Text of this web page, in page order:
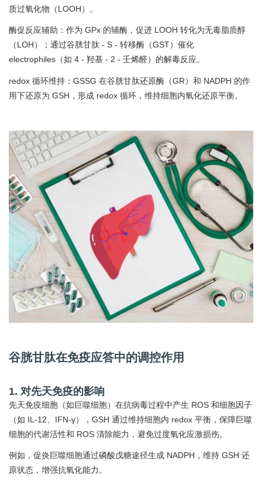
质过氧化物（LOOH）。
酶促反应辅助：作为 GPx 的辅酶，促进 LOOH 转化为无毒脂质醇
（LOH）；通过谷胱甘肽 - S - 转移酶（GST）催化
electrophiles（如 4 - 羟基 - 2 - 壬烯醛）的解毒反应。
redox 循环维持：GSSG 在谷胱甘肽还原酶（GR）和 NADPH 的作
用下还原为 GSH，形成 redox 循环，维持细胞内氧化还原平衡。
谷胱甘肽在免疫应答中的调控作用
1. 对先天免疫的影响
先天免疫细胞（如巨噬细胞）在抗病毒过程中产生 ROS 和细胞因子
（如 IL-12、IFN-γ），GSH 通过维持细胞内 redox 平衡，保障巨噬
细胞的代谢活性和 ROS 清除能力，避免过度氧化应激损伤。
例如，促炎巨噬细胞通过磷酸戊糖途径生成 NADPH，维持 GSH 还
原状态，增强抗氧化能力。